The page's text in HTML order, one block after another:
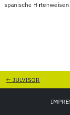
spanische
← JULVISOR